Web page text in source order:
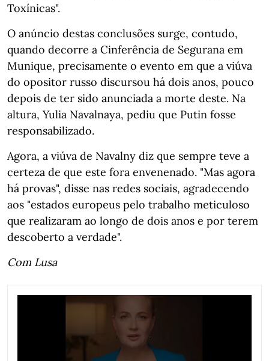
Toxínicas".
O anúncio destas conclusões surge, contudo,
quando decorre a Cinferência de Segurana em
Munique, precisamente o evento em que a viúva
do opositor russo discursou há dois anos, pouco
depois de ter sido anunciada a morte deste. Na
altura, Yulia Navalnaya, pediu que Putin fosse
responsabilizado.
Agora, a viúva de Navalny diz que sempre teve a
certeza de que este fora envenenado. "Mas agora
há provas", disse nas redes sociais, agradecendo
aos "estados europeus pelo trabalho meticuloso
que realizaram ao longo de dois anos e por terem
descoberto a verdade".
Com Lusa